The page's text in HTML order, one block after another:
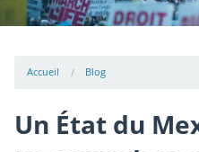
Accueil Blog
Un État du